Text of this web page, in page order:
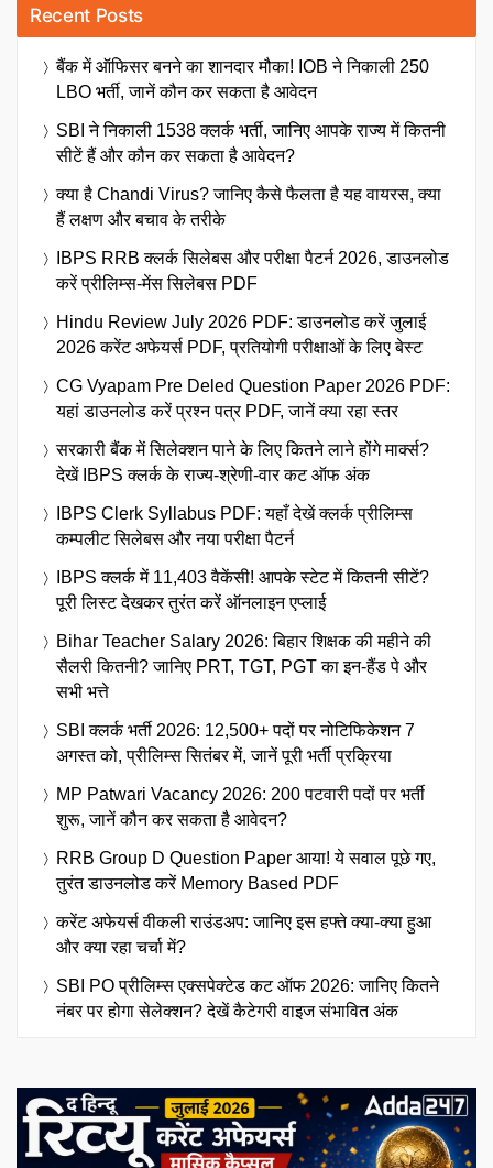
Recent Posts
बैंक में ऑफिसर बनने का शानदार मौका! IOB ने निकाली 250
LBO भर्ती, जानें कौन कर सकता है आवेदन
SBI ने निकाली 1538 क्लर्क भर्ती, जानिए आपके राज्य में कितनी
सीटें हैं और कौन कर सकता है आवेदन?
क्या है Chandi Virus? जानिए कैसे फैलता है यह वायरस, क्या
हैं लक्षण और बचाव के तरीके
IBPS RRB क्लर्क सिलेबस और परीक्षा पैटर्न 2026, डाउनलोड
करें प्रीलिम्स-मेंस सिलेबस PDF
Hindu Review July 2026 PDF: डाउनलोड करें जुलाई
2026 करेंट अफेयर्स PDF, प्रतियोगी परीक्षाओं के लिए बेस्ट
CG Vyapam Pre Deled Question Paper 2026 PDF:
यहां डाउनलोड करें प्रश्न पत्र PDF, जानें क्या रहा स्तर
सरकारी बैंक में सिलेक्शन पाने के लिए कितने लाने होंगे मार्क्स?
देखें IBPS क्लर्क के राज्य-श्रेणी-वार कट ऑफ अंक
IBPS Clerk Syllabus PDF: यहाँ देखें क्लर्क प्रीलिम्स
कम्पलीट सिलेबस और नया परीक्षा पैटर्न
IBPS क्लर्क में 11,403 वैकेंसी! आपके स्टेट में कितनी सीटें?
पूरी लिस्ट देखकर तुरंत करें ऑनलाइन एप्लाई
Bihar Teacher Salary 2026: बिहार शिक्षक की महीने की
सैलरी कितनी? जानिए PRT, TGT, PGT का इन-हैंड पे और
सभी भत्ते
SBI क्लर्क भर्ती 2026: 12,500+ पदों पर नोटिफिकेशन 7
अगस्त को, प्रीलिम्स सितंबर में, जानें पूरी भर्ती प्रक्रिया
MP Patwari Vacancy 2026: 200 पटवारी पदों पर भर्ती
शुरू, जानें कौन कर सकता है आवेदन?
RRB Group D Question Paper आया! ये सवाल पूछे गए,
तुरंत डाउनलोड करें Memory Based PDF
करेंट अफेयर्स वीकली राउंडअप: जानिए इस हफ्ते क्या-क्या हुआ
और क्या रहा चर्चा में?
SBI PO प्रीलिम्स एक्सपेक्टेड कट ऑफ 2026: जानिए कितने
नंबर पर होगा सेलेक्शन? देखें कैटेगरी वाइज संभावित अंक